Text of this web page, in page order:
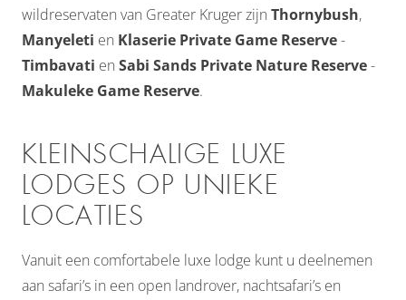
wildreservaten van Greater Kruger zijn Thornybush,
Manyeleti en Klaserie Private Game Reserve-
Timbavati en Sabi Sands Private Nature Reserve-
Makuleke Game Reserve.
KLEINSCHALIGE LUXE
LODGES OP UNIEKE
LOCATIES
Vanuit een comfortabele luxe lodge kunt u deelnemen
aan safari’s in een open landrover, nachtsafari’s en